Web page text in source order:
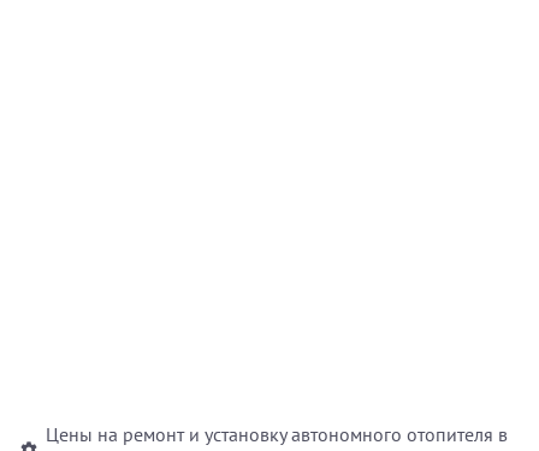
Цены на ремонт и установку автономного отопителя в